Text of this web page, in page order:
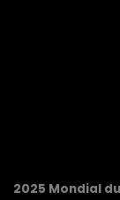
2025 Mondial